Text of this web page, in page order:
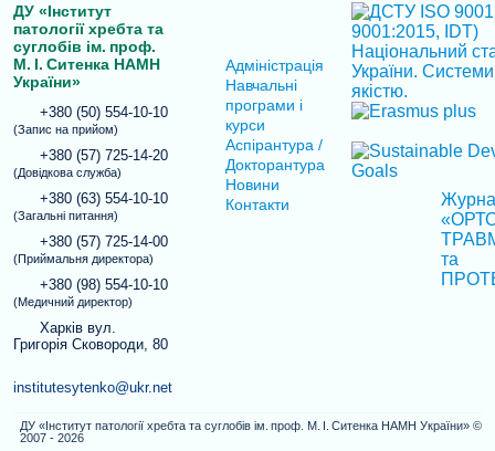
ДУ «Інститут
патології хребта та
суглобів ім. проф.
М. І. Ситенка НАМН
України»
+380 (50) 554-10-10
(Запис на прийом)
+380 (57) 725-14-20
(Довідкова служба)
+380 (63) 554-10-10
(Загальні питання)
+380 (57) 725-14-00
(Приймальня директора)
+380 (98) 554-10-10
(Медичний директор)
Харків вул.
Григорія Сковороди, 80
institutesytenko@ukr.net
Адміністрація
Навчальні
програми і
курси
Аспірантура /
Докторантура
Новини
Контакти
та
ДУ «Інститут патології хребта та суглобів ім. проф. М. І. Ситенка НАМН України» ©
2007 - 2026